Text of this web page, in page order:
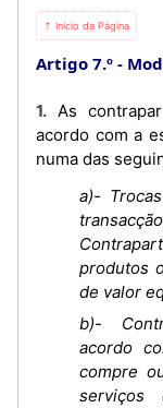
⇡ Início da Página
Artigo 7.º
1. As contrapartidas devem ser desenvolvidas de
acordo com a
numa das
a)-
produtos
de valor
b)-
acordo
compre
serviços